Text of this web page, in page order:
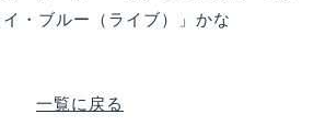
・ブルー（ライブ）」かな
一覧に戻る